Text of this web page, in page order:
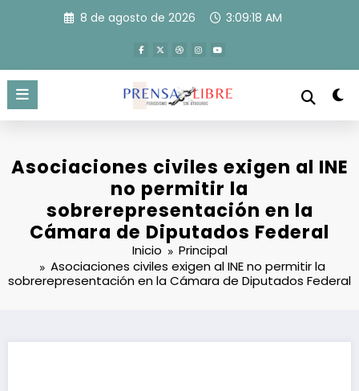
8 de agosto de 2026 3:09:18 AM
Asociaciones civiles exigen al INE
no permitir la
sobrerepresentación en la
Cámara de Diputados Federal
Inicio
Principal
Asociaciones civiles exigen al INE no permitir la
sobrerepresentación en la Cámara de Diputados Federal